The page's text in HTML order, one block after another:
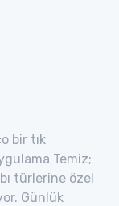
bir tık
Temiz;
türlerine özel
Günlük